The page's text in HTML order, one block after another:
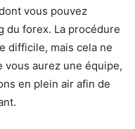
vous pouvez
du forex. La procédure
difficile, mais cela ne
vous aurez une équipe,
en plein air afin de